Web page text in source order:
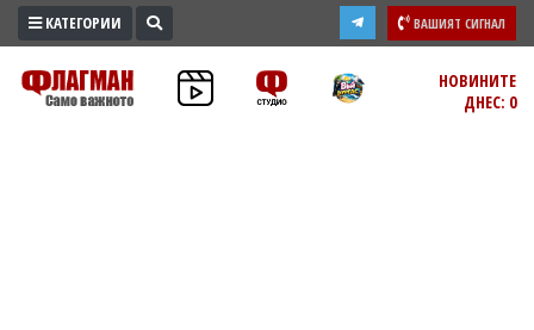
ПРОМО
ЗОНА
КАТЕГОРИИ ВАШИЯТ СИГНАЛ
НОВИНИТЕ
ДНЕС: 0